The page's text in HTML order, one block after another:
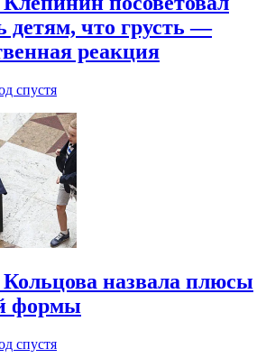
детям, что грусть —
реакция
спустя
назвала плюсы
формы
спустя